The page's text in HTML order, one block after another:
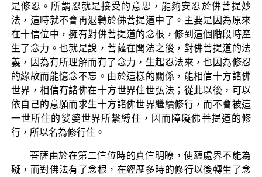
是修忍。所謂忍就是接受的意思，能夠安忍於佛菩提妙
法，這時就不會再退轉於佛菩提道中了。主要是因為原來
在十信位中，擁有對佛菩提道的念根，修到這個階段時產
生了念力。也就是說，菩薩在聞法之後，對佛菩提道的法
義，因為有所理解而有了念力，生起忍法來，也因為修忍
的緣故而能憶念不忘。由於這樣的關係，能相信十方諸佛
世界，相信有諸佛在十方世界住世弘法；從此以後，可以
依自己的意願而求生十方諸佛世界繼續修行，而不會被這
一世所住的娑婆世界所繫縛住，因而障礙佛菩提道的修
行，所以名為修行住。
菩薩由於在第二信位時的真信明瞭，使蘊處界不能為
礙，而對佛法有了念根，在經歷多時的修行以後轉生了念